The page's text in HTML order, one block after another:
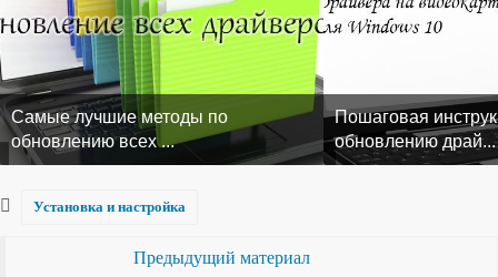
Самые лучшие методы по
обновлению всех ...
Пошаговая
обновлению драй...
Установка и настройка
Предыдущий материал